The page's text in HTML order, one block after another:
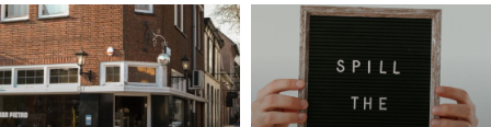
Roddels...
Restaurants en meer
Agenda